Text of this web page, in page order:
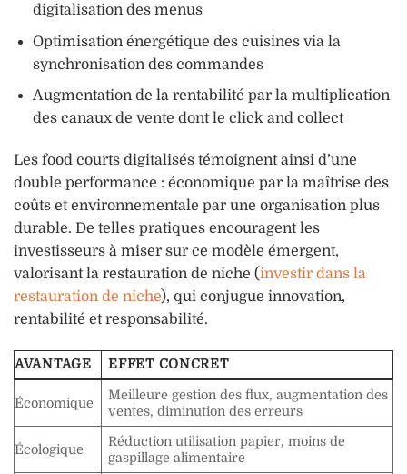
digitalisation des menus
Optimisation énergétique des cuisines via la
synchronisation des commandes
Augmentation de la rentabilité par la multiplication
des canaux de vente dont le click and collect
Les food courts digitalisés témoignent ainsi d’une
double performance : économique par la maîtrise des
coûts et environnementale par une organisation plus
durable. De telles pratiques encouragent les
investisseurs à miser sur ce modèle émergent,
valorisant la restauration de niche (investir dans la
restauration de niche), qui conjugue innovation,
rentabilité et responsabilité.
AVANTAGE EFFET CONCRET
Économique
Meilleure gestion des flux, augmentation des
ventes, diminution des erreurs
Écologique
Réduction utilisation papier, moins de
gaspillage alimentaire